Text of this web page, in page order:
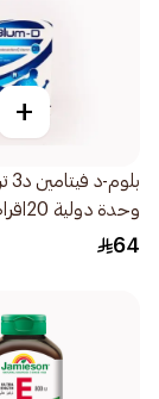
+
وحدة دولية 20اقراص
64